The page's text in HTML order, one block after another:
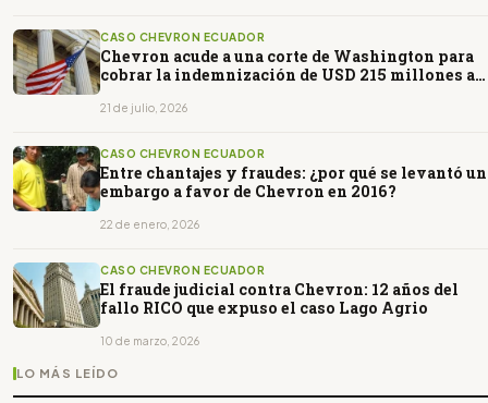
CASO CHEVRON ECUADOR
Chevron acude a una corte de Washington para
cobrar la indemnización de USD 215 millones a
21 de julio, 2026
CASO CHEVRON ECUADOR
Entre chantajes y fraudes: ¿por qué se levantó un
embargo a favor de Chevron en 2016?
22 de enero, 2026
CASO CHEVRON ECUADOR
El fraude judicial contra Chevron: 12 años del
fallo RICO que expuso el caso Lago Agrio
10 de marzo, 2026
LO MÁS LEÍDO